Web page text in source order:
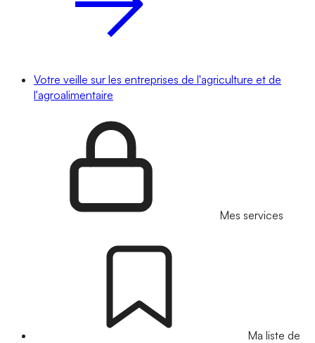
Votre veille sur les entreprises de l'agriculture et de
l'agroalimentaire
Mes services
Ma liste de